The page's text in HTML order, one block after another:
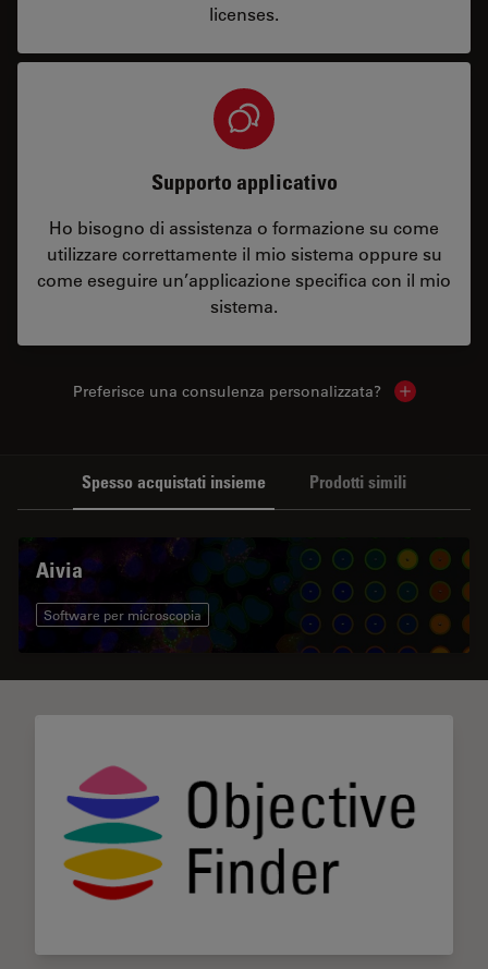
licenses.
Supporto applicativo
Ho bisogno di assistenza o formazione su come
utilizzare correttamente il mio sistema oppure su
come eseguire un’applicazione specifica con il mio
sistema.
Preferisce una consulenza personalizzata? Show local
Spesso acquistati insieme Prodotti simili
Aivia
Software per microscopia